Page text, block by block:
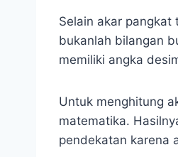
Selain akar
bukanlah bilangan
memiliki angka
Untuk menghitung
matematika.
pendekatan karena